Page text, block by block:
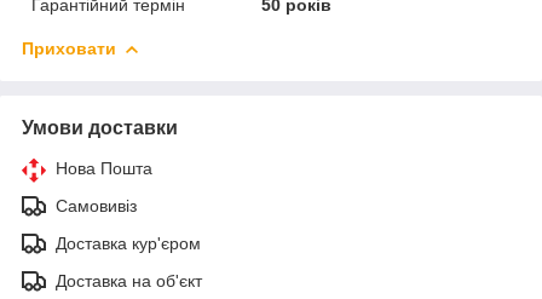
Гарантійний термін
50 років
Приховати
Умови доставки
Нова Пошта
Самовивіз
Доставка кур'єром
Доставка на об'єкт